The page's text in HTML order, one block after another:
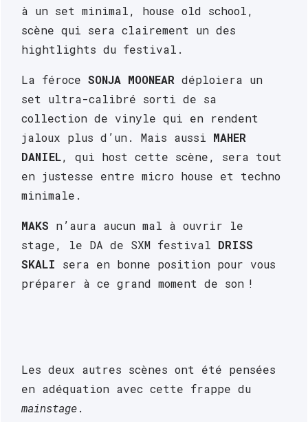
à un set minimal, house old school,
scène qui sera clairement un des
hightlights du festival.
La féroce SONJA MOONEAR déploiera un
set ultra-calibré sorti de sa
collection de vinyle qui en rendent
jaloux plus d’un. Mais aussi MAHER
DANIEL, qui host cette scène, sera tout
en justesse entre micro house et techno
minimale.
MAKS n’aura aucun mal à ouvrir le
stage, le DA de SXM festival DRISS
SKALI sera en bonne position pour vous
préparer à ce grand moment de son !
Les deux autres scènes ont été pensées
mainstage.